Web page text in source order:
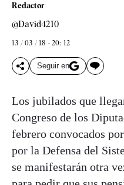
Redactor
@David4210
13 / 03 / 18 - 20: 12
Seguir en
Los jubilados que
Congreso de los
febrero convocados
por la Defensa del
se manifestarán otra